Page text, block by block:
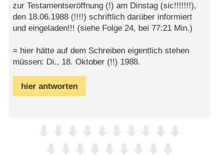
zur Testamentseröffnung (!) am Dinstag (sic!!!!!!!),
den 18.06.1988 (!!!!) schriftlich darüber informiert
und eingeladen!!! (siehe Folge 24, bei 77:21 Min.)
= hier hätte auf dem Schreiben eigentlich stehen
müssen: Di., 18. Oktober (!!) 1988.
hier antworten